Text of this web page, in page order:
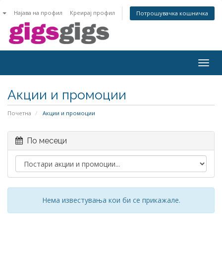
Најава на профил Креирај профил Потрошувачка кошничка
Акции и промоции
Почетна Акции и промоции
По месеци
Нема известувања кои би се прикажале.